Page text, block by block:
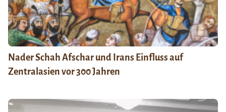
Nader Schah Afschar und Irans Einfluss auf
Zentralasien vor 300 Jahren